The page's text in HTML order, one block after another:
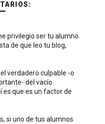
privilegio ser tu alumno.
de que leo tu blog,
verdadero culpable -o
del vacío
es que es un factor de
si uno de tus alumnos